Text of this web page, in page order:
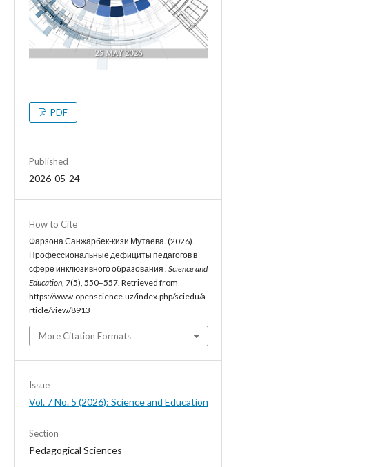
PDF
Published
2026-05-24
How to Cite
Фарзона Санжарбек-кизи Мутаева. (2026).
Профессиональные дефициты педагогов в
сфере инклюзивного образования . Science and
Education 7(5), 550–557. Retrieved from
https://www.openscience.uz/index.php/sciedu/a
rticle/view/8913
More Citation Formats
Issue
Vol. 7 No. 5 (2026): Science and Education
Section
Pedagogical Sciences